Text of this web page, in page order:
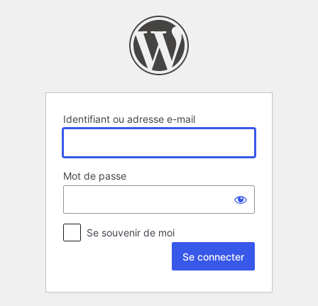
Identifiant ou adresse e-mail
Mot de passe
Se souvenir de moi